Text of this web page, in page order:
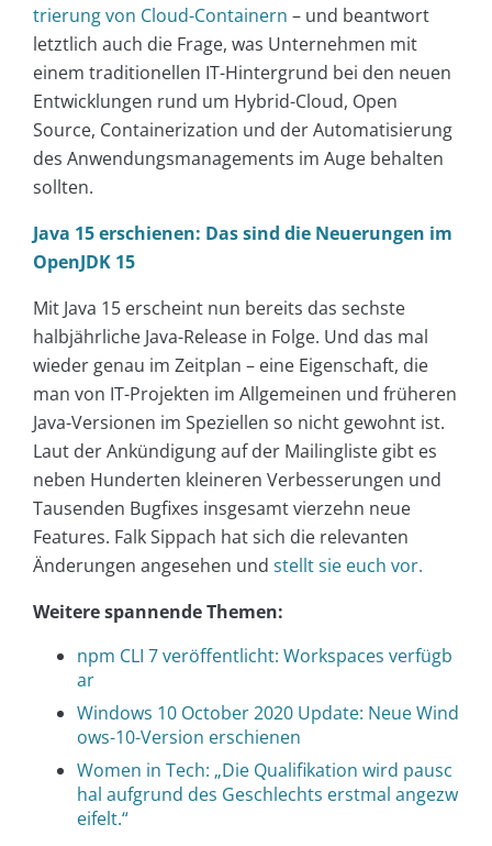
trierung von Cloud-Containern – und beantwort
letztlich auch die Frage, was Unternehmen mit
einem traditionellen IT-Hintergrund bei den neuen
Entwicklungen rund um Hybrid-Cloud, Open
Source, Containerization und der Automatisierung
des Anwendungsmanagements im Auge behalten
sollten.
Java 15 erschienen: Das sind die Neuerungen im
OpenJDK 15
Mit Java 15 erscheint nun bereits das sechste
halbjährliche Java-Release in Folge. Und das mal
wieder genau im Zeitplan – eine Eigenschaft, die
man von IT-Projekten im Allgemeinen und früheren
Java-Versionen im Speziellen so nicht gewohnt ist.
Laut der Ankündigung auf der Mailingliste gibt es
neben Hunderten kleineren Verbesserungen und
Tausenden Bugfixes insgesamt vierzehn neue
Features. Falk Sippach hat sich die relevanten
Änderungen angesehen und stellt sie euch vor.
Weitere spannende Themen:
npm CLI 7 veröffentlicht: Workspaces verfügb
ar
Windows 10 October 2020 Update: Neue Wind
ows-10-Version erschienen
Women in Tech: „Die Qualifikation wird pausc
hal aufgrund des Geschlechts erstmal angezw
eifelt.“